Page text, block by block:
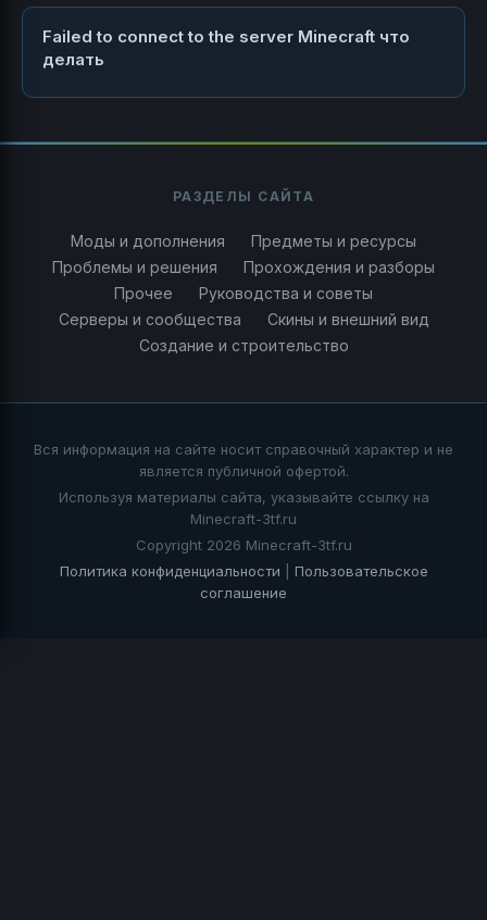
Failed to connect to the server Minecraft что
делать
РАЗДЕЛЫ САЙТА
Моды и дополнения
Предметы и ресурсы
Проблемы и решения
Прохождения и разборы
Прочее
Руководства и советы
Серверы и сообщества
Скины и внешний вид
Создание и строительство
Вся информация на сайте носит справочный характер и не
является публичной офертой.
Используя материалы сайта, указывайте ссылку на
Minecraft-3tf.ru
Copyright 2026 Minecraft-3tf.ru
Политика конфиденциальности
Пользовательское
соглашение